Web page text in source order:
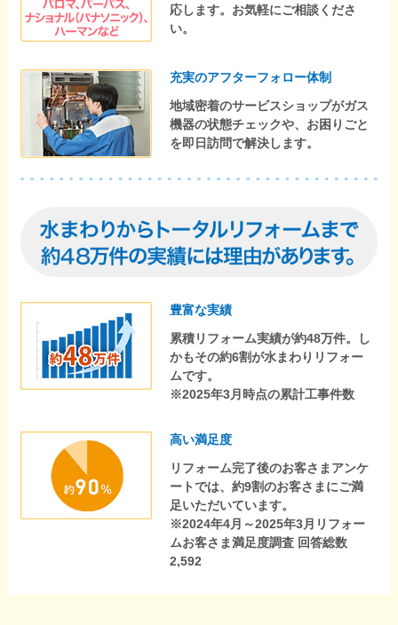
応します。お気軽にご相談くださ
い。
充実のアフターフォロー体制
地域密着のサービスショップがガス
機器の状態チェックや、お困りごと
を即日訪問で解決します。
豊富な実績
累積リフォーム実績が約48万件。し
かもその約6割が水まわりリフォー
ムです。
※2025年3月時点の累計工事件数
高い満足度
リフォーム完了後のお客さまアンケ
ートでは、約9割のお客さまにご満
足いただいています。
※2024年4月～2025年3月リフォー
ムお客さま満足度調査 回答総数
2,592